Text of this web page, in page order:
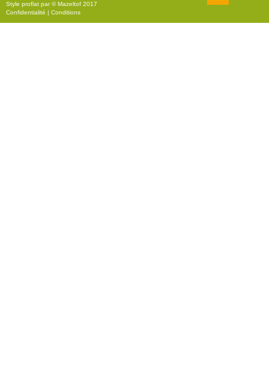
r
Style proflat par ©Mazeltof 2017
Confidentialité | Conditions